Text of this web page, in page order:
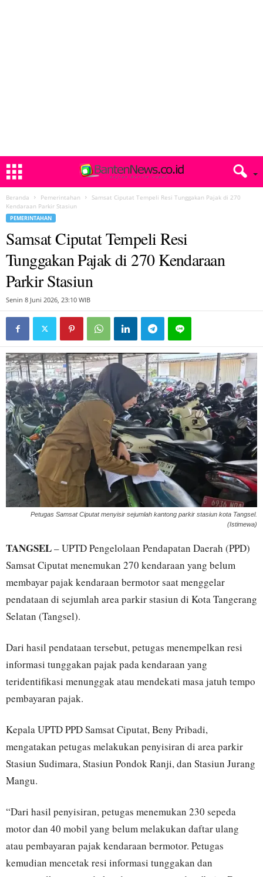
Beranda Pemerintahan
Samsat Ciputat Tempeli Resi Tunggakan Pajak di 270
Kendaraan Parkir Stasiun
PEMERINTAHAN
Samsat Ciputat Tempeli Resi
Tunggakan Pajak di 270 Kendaraan
Parkir Stasiun
Senin 8 Juni 2026, 23:10 WIB
Petugas Samsat Ciputat menyisir sejumlah kantong parkir stasiun kota Tangsel.
(Istimewa)
TANGSEL– UPTD Pengelolaan Pendapatan Daerah (PPD)
Samsat Ciputat menemukan 270 kendaraan yang belum
membayar pajak kendaraan bermotor saat menggelar
pendataan di sejumlah area parkir stasiun di Kota Tangerang
Selatan (Tangsel).
Dari hasil pendataan tersebut, petugas menempelkan resi
informasi tunggakan pajak pada kendaraan yang
teridentifikasi menunggak atau mendekati masa jatuh tempo
pembayaran pajak.
Kepala UPTD PPD Samsat Ciputat, Beny Pribadi,
mengatakan petugas melakukan penyisiran di area parkir
Stasiun Sudimara, Stasiun Pondok Ranji, dan Stasiun Jurang
Mangu.
“Dari hasil penyisiran, petugas menemukan 230 sepeda
motor dan 40 mobil yang belum melakukan daftar ulang
atau pembayaran pajak kendaraan bermotor. Petugas
kemudian mencetak resi informasi tunggakan dan